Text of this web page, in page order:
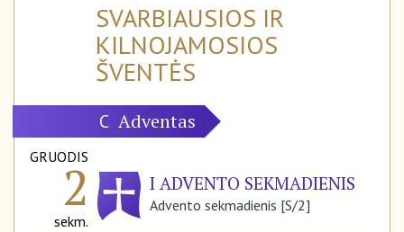
SVARBIAUSIOS IR
KILNOJAMOSIOS
ŠVENTĖS
C Adventas
GRUODIS
2
sekm.
I ADVENTO SEKMADIENIS
Advento sekmadienis [S/2]